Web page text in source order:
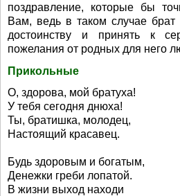
поздравление, которые бы
Вам, ведь в таком случае брат
достоинству и принять к
пожелания от родных для него
Прикольные
О, здорова, мой братуха!
У тебя сегодня днюха!
Ты, братишка, молодец,
Настоящий красавец.
Будь здоровым и богатым,
Денежки греби лопатой.
В жизни выход находи